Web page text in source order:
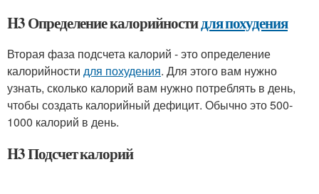
H3 Определение калорийностидля похудения
Вторая фаза подсчета калорий - это определение
калорийности для похудения. Для этого вам нужно
узнать, сколько калорий вам нужно потреблять в день,
чтобы создать калорийный дефицит. Обычно это 500-
1000 калорий в день.
H3 Подсчет калорий